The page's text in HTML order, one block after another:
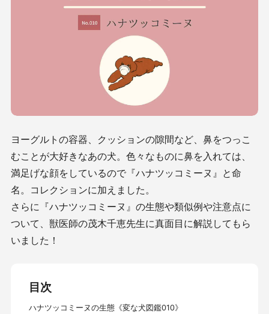
ヨーグルトの容器、クッションの隙間など、鼻をつっこ
むことが大好きなあの犬。色々なものに鼻を入れては、
満足げな顔をしているので『ハナツッコミーヌ』と命
名。コレクションに加えました。
さらに『ハナツッコミーヌ 』の生態や類似例や注意点に
ついて、獣医師の茂木千恵先生に真面目に解説してもら
いました！
目次
ハナツッコミーヌの生態《変な犬図鑑010》